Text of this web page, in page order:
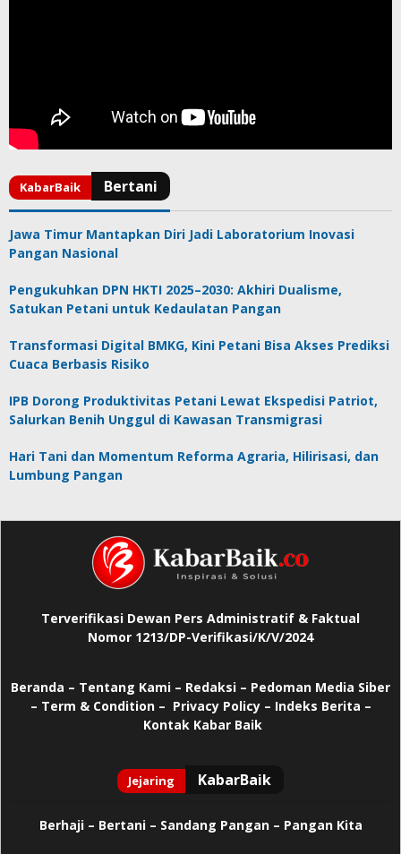
Jawa Timur Mantapkan Diri Jadi Laboratorium Inovasi
Pangan Nasional
Pengukuhkan DPN HKTI 2025–2030: Akhiri Dualisme,
Satukan Petani untuk Kedaulatan Pangan
Transformasi Digital BMKG, Kini Petani Bisa Akses Prediksi
Cuaca Berbasis Risiko
IPB Dorong Produktivitas Petani Lewat Ekspedisi Patriot,
Salurkan Benih Unggul di Kawasan Transmigrasi
Hari Tani dan Momentum Reforma Agraria, Hilirisasi, dan
Lumbung Pangan
Terverifikasi Dewan Pers Administratif & Faktual
Nomor 1213/DP-Verifikasi/K/V/2024
Beranda – Tentang Kami – Redaksi – Pedoman Media Siber
– Term & Condition – Privacy Policy– Indeks Berita –
Kontak Kabar Baik
Berhaji– Bertani – Sandang Pangan – Pangan Kita